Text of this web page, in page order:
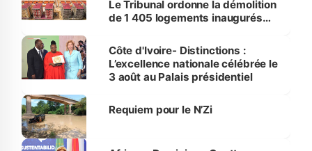
Le Tribunal ordonne la démolition
de 1 405 logements inaugurés
Bassam
Côte d'Ivoire- Distinctions :
L’excellence nationale célébrée le
3 août au Palais présidentiel
Requiem pour le N’Zi